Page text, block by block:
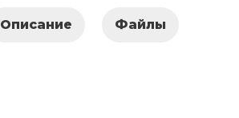
Описание Файлы